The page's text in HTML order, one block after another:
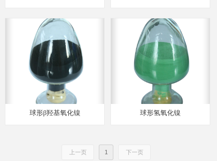
球形β羟基氧化镍 球形氢氧化镍
上一页 1 下一页